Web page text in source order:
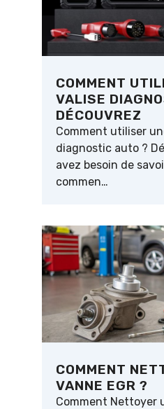
COMMENT
VALISE
DÉCOUVREZ
Comment utiliser
diagnostic auto ?
avez besoin de
commen…
COMMENT
VANNE EGR ?
Comment Nettoyer